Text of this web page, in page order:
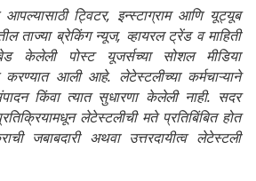
ट्विटर, इन्स्टाग्राम आणि यूट्यूब
ताज्या ब्रेकिंग न्यूज, व्हायरल ट्रेंड व माहिती
केलेली पोस्ट यूजर्सच्या सोशल मीडिया
आली आहे. लेटेस्टलीच्या कर्मचाऱ्याने
किंवा त्यात सुधारणा केलेली नाही. सदर
लेटेस्टलीची मते प्रतिबिंबित होत
जबाबदारी अथवा उत्तरदायीत्व लेटेस्टली